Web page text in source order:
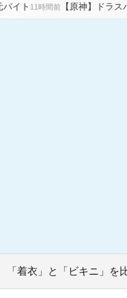
】ドラスパの宝箱の最後の一
「着衣」と「ビキニ」を